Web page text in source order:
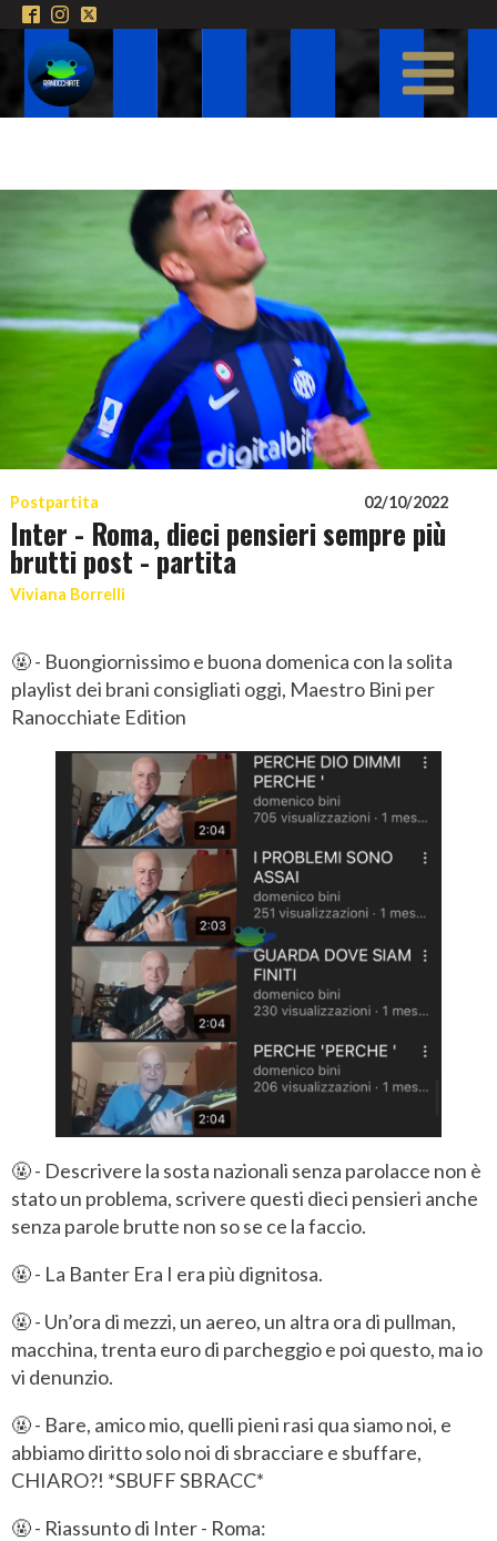
Postpartita 02/10/2022
Inter - Roma, dieci pensieri sempre più
brutti post - partita
Viviana Borrelli
🤬 - Buongiornissimo e buona domenica con la solita
playlist dei brani consigliati oggi, Maestro Bini per
Ranocchiate Edition
🤬 - Descrivere la sosta nazionali senza parolacce non è
stato un problema, scrivere questi dieci pensieri anche
senza parole brutte non so se ce la faccio.
🤬 - La Banter Era I era più dignitosa.
🤬 - Un’ora di mezzi, un aereo, un altra ora di pullman,
macchina, trenta euro di parcheggio e poi questo, ma io
vi denunzio.
🤬 - Bare, amico mio, quelli pieni rasi qua siamo noi, e
abbiamo diritto solo noi di sbracciare e sbuffare,
CHIARO?! *SBUFF SBRACC*
🤬 - Riassunto di Inter - Roma: